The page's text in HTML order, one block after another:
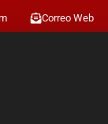
Correo Web